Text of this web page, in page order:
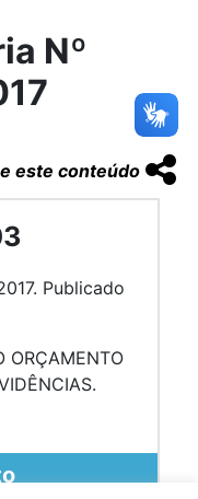
Nº
este conteúdo
Publicado
ORÇAMENTO